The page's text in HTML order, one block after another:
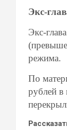
Экс-
Экс-
режима.
По
рублей в